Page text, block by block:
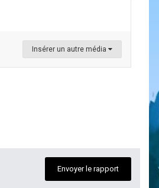
Insérer un autre média
Envoyer le rapport